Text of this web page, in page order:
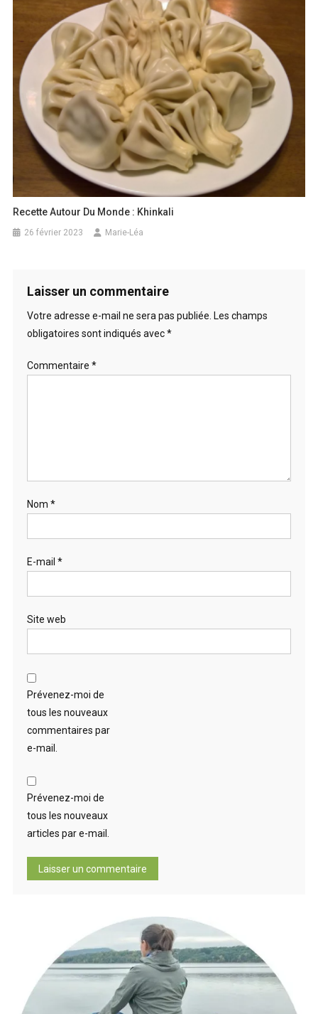
Recette Autour Du Monde : Khinkali
26 février 2023 Marie-Léa
Laisser un commentaire
Votre adresse e-mail ne sera pas publiée. Les champs
obligatoires sont indiqués avec*
Commentaire *
Nom *
E-mail *
Site web
Prévenez-moi de
tous les nouveaux
commentaires par
e-mail.
Prévenez-moi de
tous les nouveaux
articles par e-mail.